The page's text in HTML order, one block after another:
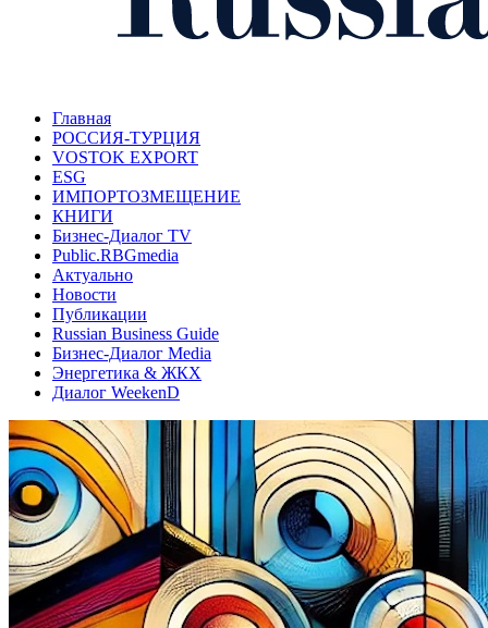
Главная
РОССИЯ-ТУРЦИЯ
VOSTOK EXPORT
ESG
ИМПОРТОЗМЕЩЕНИЕ
КНИГИ
Бизнес-Диалог TV
Public.RBGmedia
Актуально
Новости
Публикации
Russian Business Guide
Бизнес-Диалог Media
Энергетика & ЖКХ
Диалог WeekenD